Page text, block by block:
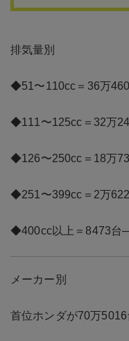
排気量別
◆51〜110cc＝36万
◆111〜125cc＝32万
◆126〜250cc＝18万
◆251〜399cc＝2万
◆400cc以上＝8473台
メーカー別
首位ホンダが70万